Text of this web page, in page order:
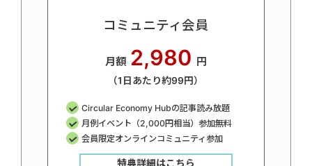
コミュニティ会員
月額 2,980 円
（1日あたり約99円）
Circular Economy Hubの記事読み放題
月例イベント（2,000円相当）参加無料
会員限定オンラインコミュニティ参加
特典詳細はこちら